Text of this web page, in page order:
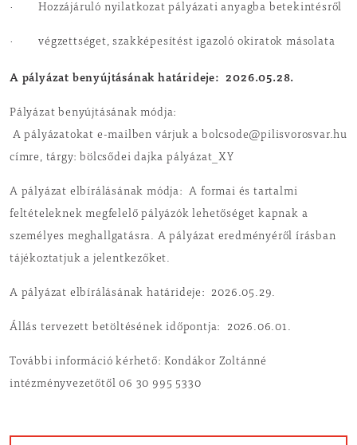
· Hozzájáruló nyilatkozat pályázati anyagba betekintésről
· végzettséget, szakképesítést igazoló okiratok másolata
A pályázat benyújtásának határideje: 2026.05.28.
Pályázat benyújtásának módja:
A pályázatokat e-mailben várjuk a bolcsode@pilisvorosvar.hu
címre, tárgy: bölcsődei dajka pályázat_XY
A pályázat elbírálásának módja: A formai és tartalmi
feltételeknek megfelelő pályázók lehetőséget kapnak a
személyes meghallgatásra. A pályázat eredményéről írásban
tájékoztatjuk a jelentkezőket.
A pályázat elbírálásának határideje: 2026.05.29.
Állás tervezett betöltésének időpontja: 2026.06.01.
További információ kérhető: Kondákor Zoltánné
intézményvezetőtől 06 30 995 5330